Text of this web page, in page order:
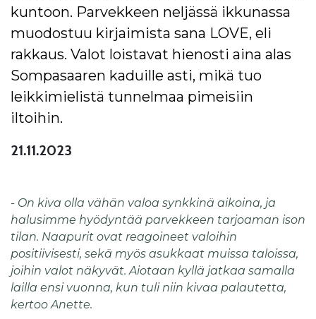
kuntoon. Parvekkeen neljässä ikkunassa
muodostuu kirjaimista sana LOVE, eli
rakkaus. Valot loistavat hienosti aina alas
Sompasaaren kaduille asti, mikä tuo
leikkimielistä tunnelmaa pimeisiin
iltoihin.
21.11.2023
- On kiva olla vähän valoa synkkinä aikoina, ja
halusimme hyödyntää parvekkeen tarjoaman ison
tilan. Naapurit ovat reagoineet valoihin
positiivisesti, sekä myös asukkaat muissa taloissa,
joihin valot näkyvät. Aiotaan kyllä jatkaa samalla
lailla ensi vuonna, kun tuli niin kivaa palautetta,
kertoo Anette.